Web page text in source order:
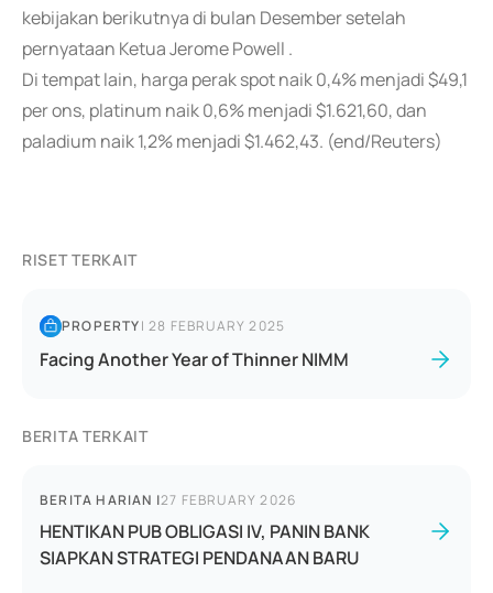
kebijakan berikutnya di bulan Desember setelah
pernyataan Ketua Jerome Powell .
Di tempat lain, harga perak spot naik 0,4% menjadi $49,1
per ons, platinum naik 0,6% menjadi $1.621,60, dan
paladium naik 1,2% menjadi $1.462,43. (end/Reuters)
RISET TERKAIT
PROPERTY|28 FEBRUARY 2025
Facing Another Year of Thinner NIMM
BERITA TERKAIT
BERITA HARIAN |27 FEBRUARY 2026
HENTIKAN PUB OBLIGASI IV, PANIN BANK
SIAPKAN STRATEGI PENDANAAN BARU